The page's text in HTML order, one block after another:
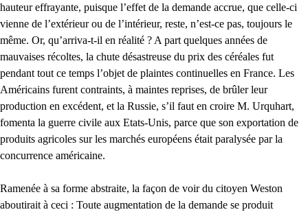
hauteur effrayante, puisque l’effet de la demande accrue, que celle-ci
vienne de l’extérieur ou de l’intérieur, reste, n’est-ce pas, toujours le
même. Or, qu’arriva-t-il en réalité ? A part quelques années de
mauvaises récoltes, la chute désastreuse du prix des céréales fut
pendant tout ce temps l’objet de plaintes continuelles en France. Les
Américains furent contraints, à maintes reprises, de brûler leur
production en excédent, et la Russie, s’il faut en croire M. Urquhart,
fomenta la guerre civile aux Etats-Unis, parce que son exportation de
produits agricoles sur les marchés européens était paralysée par la
concurrence américaine.
Ramenée à sa forme abstraite, la façon de voir du citoyen Weston
aboutirait à ceci : Toute augmentation de la demande se produit